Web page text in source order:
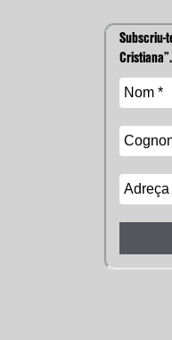
Subscriu-
Cristiana”.